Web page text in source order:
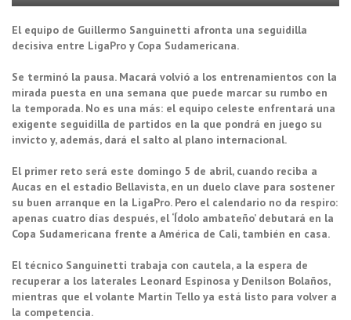
El equipo de Guillermo Sanguinetti afronta una seguidilla
decisiva entre LigaPro y Copa Sudamericana.
Se terminó la pausa. Macará volvió a los entrenamientos con la
mirada puesta en una semana que puede marcar su rumbo en
la temporada. No es una más: el equipo celeste enfrentará una
exigente seguidilla de partidos en la que pondrá en juego su
invicto y, además, dará el salto al plano internacional.
El primer reto será este domingo 5 de abril, cuando reciba a
Aucas en el estadio Bellavista, en un duelo clave para sostener
su buen arranque en la LigaPro. Pero el calendario no da respiro:
apenas cuatro días después, el ‘Ídolo ambateño’ debutará en la
Copa Sudamericana frente a América de Cali, también en casa.
El técnico Sanguinetti trabaja con cautela, a la espera de
recuperar a los laterales Leonard Espinosa y Denilson Bolaños,
mientras que el volante Martín Tello ya está listo para volver a
la competencia.